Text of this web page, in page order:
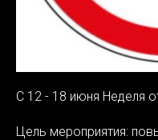
С 12 - 18 июня Неделя
Цель мероприятия: